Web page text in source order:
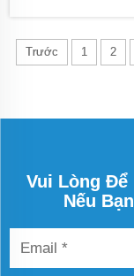
Trước 1 2
Vui Lòng Để
Nếu